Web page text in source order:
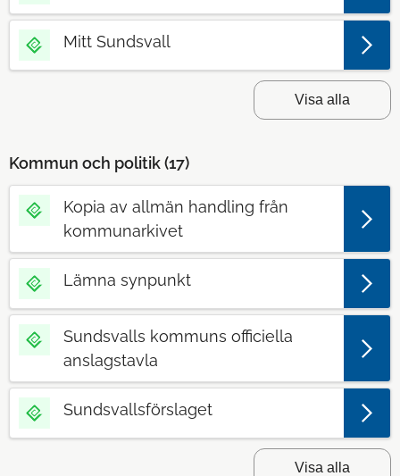
Mitt Sundsvall
Visa alla
Kommun och politik (17)
Kopia av allmän handling från
kommunarkivet
Lämna synpunkt
Sundsvalls kommuns officiella
anslagstavla
Sundsvallsförslaget
Visa alla